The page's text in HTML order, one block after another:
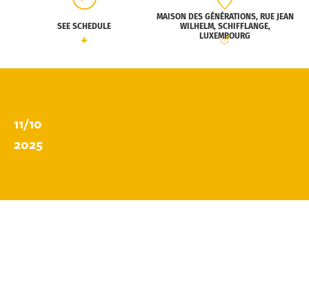
SEE SCHEDULE
MAISON DES GÉNÉRATIONS, RUE JEAN
WILHELM, SCHIFFLANGE,
LUXEMBOURG
11/10
2025